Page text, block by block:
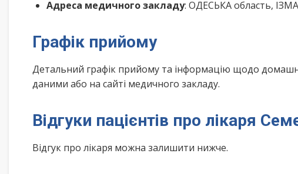
Адреса медичного закладу: ОДЕСЬКА область,
Графік прийому
Детальний графік прийому та інформацію щодо
даними або на сайті медичного закладу.
Відгуки пацієнтів про лікаря
Відгук про лікаря можна залишити нижче.